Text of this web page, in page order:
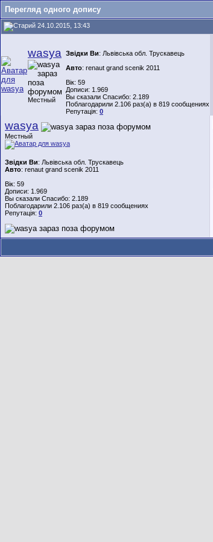
Перегляд одного допису
24.10.2015, 13:43
wasya
Местный
Звідки Ви: Львівська обл. Трускавець
Авто: renaut grand scenik 2011
Вік: 59
Дописи: 1.969
Вы сказали Спасибо: 2.189
Поблагодарили 2.106 раз(а) в 819 сообщениях
Репутація: 0
wasya
Местный
Звідки Ви: Львівська обл. Трускавець
Авто: renaut grand scenik 2011
Вік: 59
Дописи: 1.969
Вы сказали Спасибо: 2.189
Поблагодарили 2.106 раз(а) в 819 сообщениях
Репутація: 0